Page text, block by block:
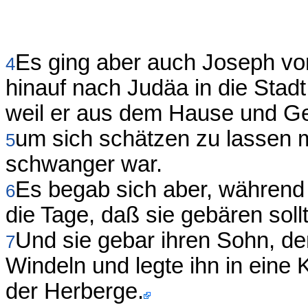
4Es ging aber auch Joseph
hinauf nach Judäa in die
weil er aus dem Hause und
5um sich schätzen zu lassen
schwanger war.
6Es begab sich aber,
die Tage, daß sie gebären
7Und sie gebar ihren Sohn,
Windeln und legte ihn in eine
der Herberge.